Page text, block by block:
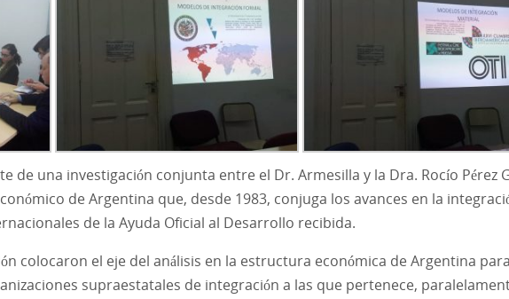
de una investigación conjunta entre el Dr. Armesilla y la Dra. Rocío Pérez
de Argentina que, desde 1983, conjuga los avances en la
de la Ayuda Oficial al Desarrollo recibida.
colocaron el eje del análisis en la estructura económica de Argentina
supraestatales de integración a las que pertenece,